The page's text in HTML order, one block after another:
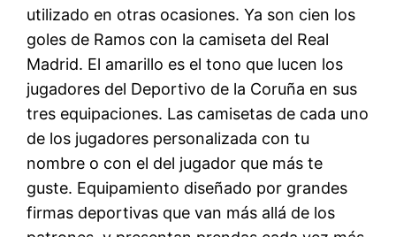
utilizado en otras ocasiones. Ya son cien los
goles de Ramos con la camiseta del Real
Madrid. El amarillo es el tono que lucen los
jugadores del Deportivo de la Coruña en sus
tres equipaciones. Las camisetas de cada uno
de los jugadores personalizada con tu
nombre o con el del jugador que más te
guste. Equipamiento diseñado por grandes
firmas deportivas que van más allá de los